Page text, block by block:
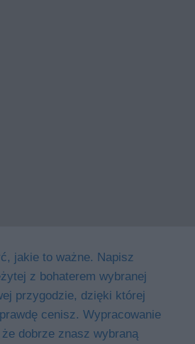
jakie to ważne. Napisz
z bohaterem wybranej
przygodzie, dzięki której
cenisz. Wypracowanie
dobrze znasz wybraną